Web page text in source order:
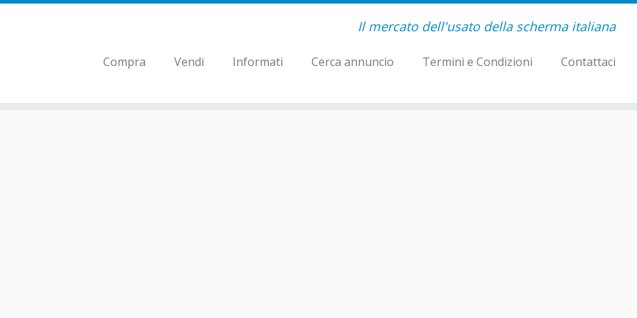
Il mercato dell'usato della scherma italiana
Compra Vendi Informati Cerca annuncio Termini e Condizioni Contattaci